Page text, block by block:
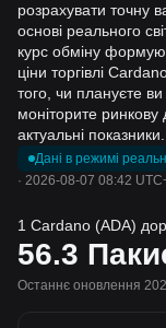
розрахувати точну
основі реального
курс обміну
ціни торгівлі
того, чи плануєте
моніторите ринкову
актуальні показники.
Дані в режимі
· 2026-08-07 08:42
1 Cardano (ADA)
56.3
Останнє оновлення